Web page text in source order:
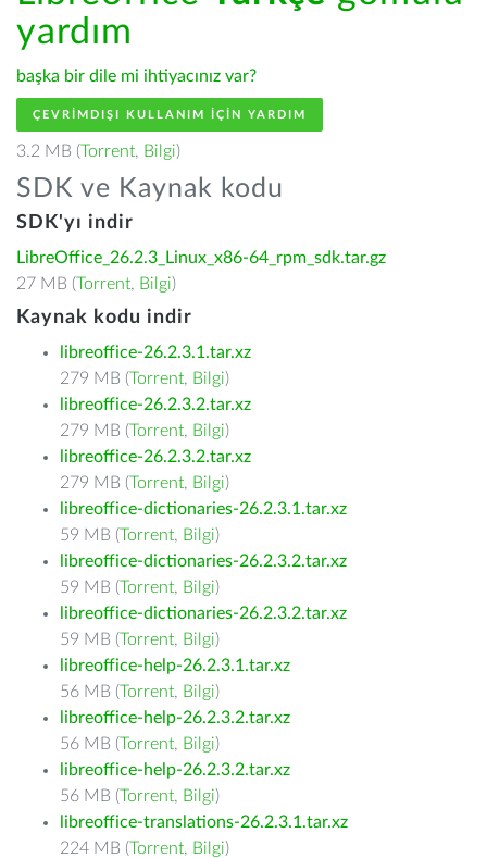
yardım
başka bir dile mi ihtiyacınız var?
ÇEVRIMDIŞI KULLANIM IÇIN YARDIM
3.2 MB (Torrent, Bilgi)
SDK ve Kaynak kodu
SDK'yı indir
LibreOffice_26.2.3_Linux_x86-64_rpm_sdk.tar.gz
27 MB (Torrent, Bilgi)
Kaynak kodu indir
libreoffice-26.2.3.1.tar.xz
279 MB (Torrent, Bilgi)
libreoffice-26.2.3.2.tar.xz
279 MB (Torrent, Bilgi)
libreoffice-26.2.3.2.tar.xz
279 MB (Torrent, Bilgi)
libreoffice-dictionaries-26.2.3.1.tar.xz
59 MB (Torrent, Bilgi)
libreoffice-dictionaries-26.2.3.2.tar.xz
59 MB (Torrent, Bilgi)
libreoffice-dictionaries-26.2.3.2.tar.xz
59 MB (Torrent, Bilgi)
libreoffice-help-26.2.3.1.tar.xz
56 MB (Torrent, Bilgi)
libreoffice-help-26.2.3.2.tar.xz
56 MB (Torrent, Bilgi)
libreoffice-help-26.2.3.2.tar.xz
56 MB (Torrent, Bilgi)
libreoffice-translations-26.2.3.1.tar.xz
224 MB (Torrent, Bilgi)